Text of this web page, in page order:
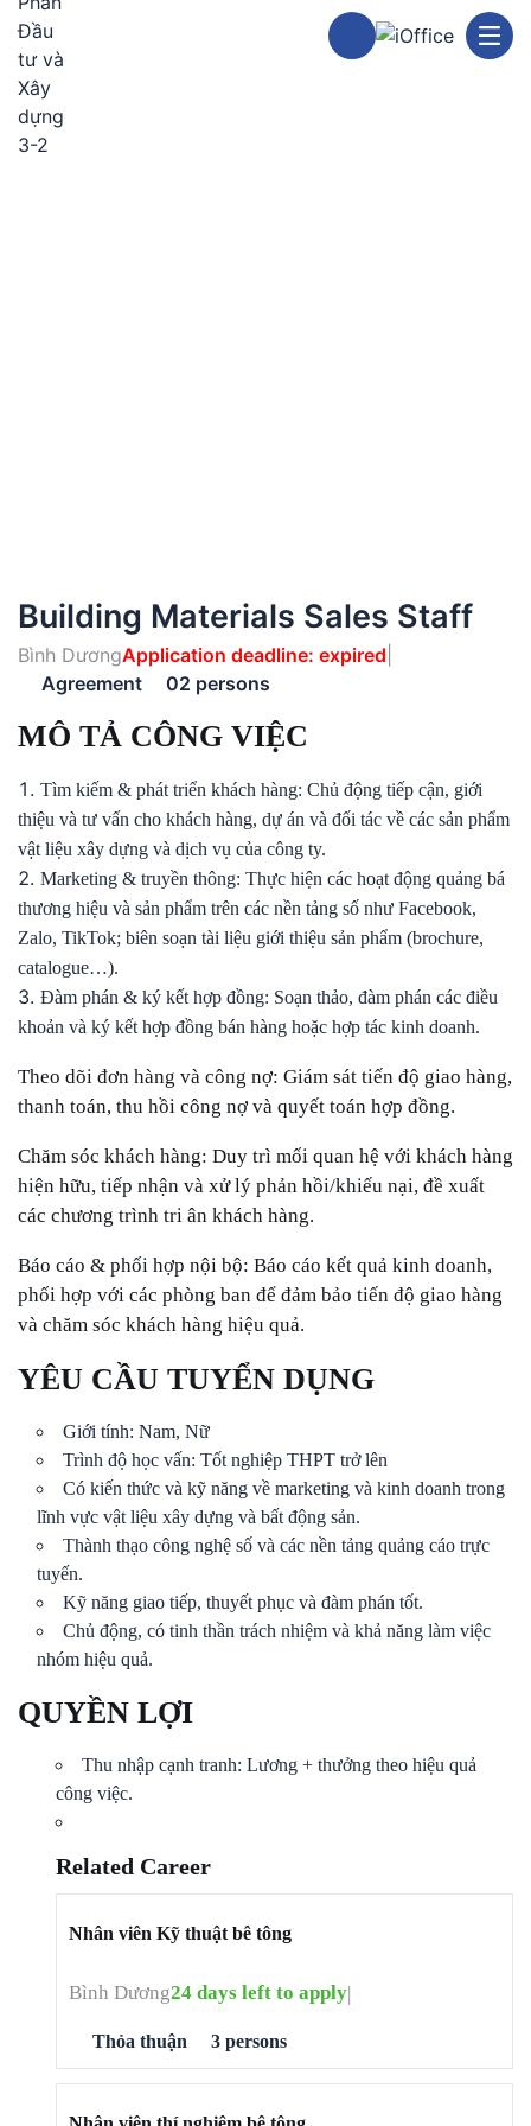
Building Materials Sales Staff
Bình DươngApplication deadline: expired
Agreement
02 persons
MÔ TẢ CÔNG VIỆC
Tìm kiếm & phát triển khách hàng: Chủ động tiếp cận, giới
thiệu và tư vấn cho khách hàng, dự án và đối tác về các sản phẩm
vật liệu xây dựng và dịch vụ của công ty.
Marketing & truyền thông: Thực hiện các hoạt động quảng bá
thương hiệu và sản phẩm trên các nền tảng số như Facebook,
Zalo, TikTok; biên soạn tài liệu giới thiệu sản phẩm (brochure,
catalogue…).
Đàm phán & ký kết hợp đồng: Soạn thảo, đàm phán các điều
khoản và ký kết hợp đồng bán hàng hoặc hợp tác kinh doanh.
Theo dõi đơn hàng và công nợ: Giám sát tiến độ giao hàng,
thanh toán, thu hồi công nợ và quyết toán hợp đồng.
Chăm sóc khách hàng: Duy trì mối quan hệ với khách hàng
hiện hữu, tiếp nhận và xử lý phản hồi/khiếu nại, đề xuất
các chương trình tri ân khách hàng.
Báo cáo & phối hợp nội bộ: Báo cáo kết quả kinh doanh,
phối hợp với các phòng ban để đảm bảo tiến độ giao hàng
và chăm sóc khách hàng hiệu quả.
YÊU CẦU TUYỂN DỤNG
Giới tính: Nam, Nữ
Trình độ học vấn: Tốt nghiệp THPT trở lên
Có kiến thức và kỹ năng về marketing và kinh doanh trong
lĩnh vực vật liệu xây dựng và bất động sản.
Thành thạo công nghệ số và các nền tảng quảng cáo trực
tuyến.
Kỹ năng giao tiếp, thuyết phục và đàm phán tốt.
Chủ động, có tinh thần trách nhiệm và khả năng làm việc
nhóm hiệu quả.
QUYỀN LỢI
Thu nhập cạnh tranh: Lương + thưởng theo hiệu quả
công việc.
Related Career
Nhân viên Kỹ thuật bê tông
Bình Dương24 days left to apply
Thỏa thuận 3 persons